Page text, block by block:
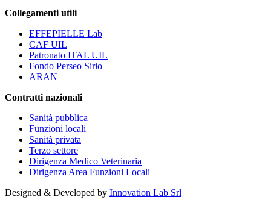
Collegamenti utili
EFFEPIELLE Lab
CAF UIL
Patronato ITAL UIL
Fondo Perseo Sirio
ARAN
Contratti nazionali
Sanità pubblica
Funzioni locali
Sanità privata
Terzo settore
Dirigenza Medico Veterinaria
Dirigenza Area Funzioni Locali
Designed & Developed by Innovation Lab Srl